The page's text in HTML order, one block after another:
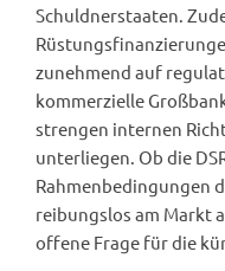
Schuldnerstaaten.
zunehmend auf
kommerzielle
strengen internen
unterliegen. Ob die
Rahmenbedingungen
reibungslos am Markt
offene Frage für die